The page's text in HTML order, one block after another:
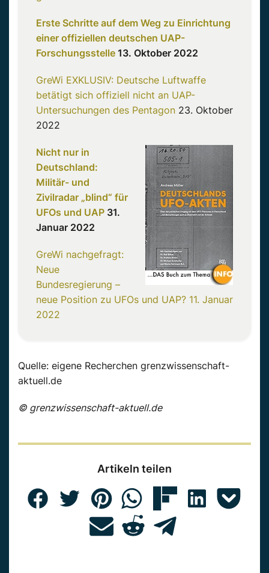
Erste Schritte auf dem Weg zu Einrichtung
einer offiziellen deutschen UAP-
Forschungsstelle 13. Oktober 2022
GreWi EXKLUSIV: Deutsche Luftwaffe
betätigt sich offiziell nicht an UAP-
Untersuchungen des Pentagon 23. Oktober
2022
Nicht nur in
Deutschland:
Militär- und
Zivilradar „blind“ für
UFOs und UAP 31.
Januar 2022
GreWi nachgefragt:
Neue
Bundesregierung –
neue Position zu UFOs und UAP? 11. Januar
2022
Quelle: eigene Recherchen grenzwissenschaft-
aktuell.de
© grenzwissenschaft-aktuell.de
Artikeln teilen